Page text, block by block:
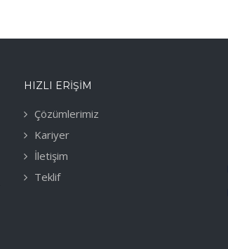
HIZLI ERIŞIM
Çözümlerimiz
Kariyer
İletişim
Teklif